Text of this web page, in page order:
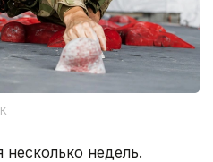
недель.